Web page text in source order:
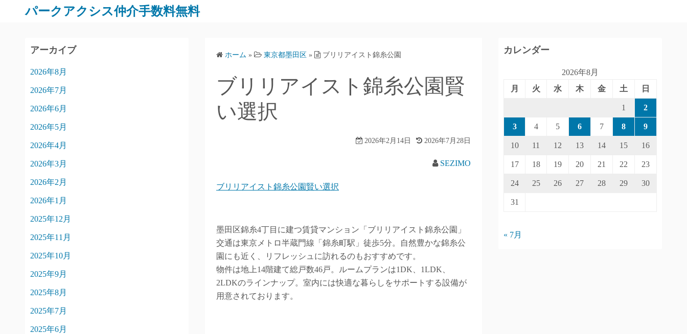
パークアクシス仲介手数料無料
ホーム » 東京都墨田区 » ブリリアイスト錦糸公園
ブリリアイスト錦糸公園賢
い選択
2026年2月14日 2026年7月28日
SEZIMO
ブリリアイスト錦糸公園賢い選択
墨田区錦糸4丁目に建つ賃貸マンション「ブリリアイスト錦糸公園」
交通は東京メトロ半蔵門線「錦糸町駅」徒歩5分。自然豊かな錦糸公
園にも近く、リフレッシュに訪れるのもおすすめです。
物件は地上14階建て総戸数46戸。ルームプランは1DK、1LDK、
2LDKのラインナップ。室内には快適な暮らしをサポートする設備が
用意されております。
アーカイブ
2026年8月
2026年7月
2026年6月
2026年5月
2026年4月
2026年3月
2026年2月
2026年1月
2025年12月
2025年11月
2025年10月
2025年9月
2025年8月
2025年7月
2025年6月
カレンダー
2026年8月
月
火 水 木 金 土 日
1 2
3 4 5 6 7 8 9
10 11 12 13 14 15 16
17 18 19 20 21 22 23
24 25 26 27 28 29 30
31
« 7月